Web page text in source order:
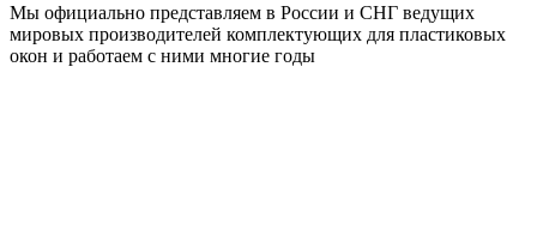
Мы официально представляем в России и СНГ ведущих
мировых производителей комплектующих для пластиковых
окон и работаем с ними многие годы